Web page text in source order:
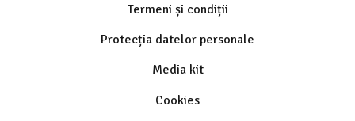
Termeni și condiții
Protecția datelor personale
Media kit
Cookies